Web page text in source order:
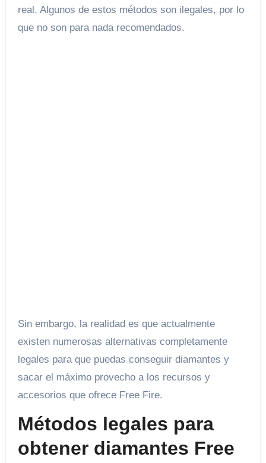
real. Algunos de estos métodos son ilegales, por lo
que no son para nada recomendados.
Sin embargo, la realidad es que actualmente
existen numerosas alternativas completamente
legales para que puedas conseguir diamantes y
sacar el máximo provecho a los recursos y
accesorios que ofrece Free Fire.
Métodos legales para
obtener diamantes Free